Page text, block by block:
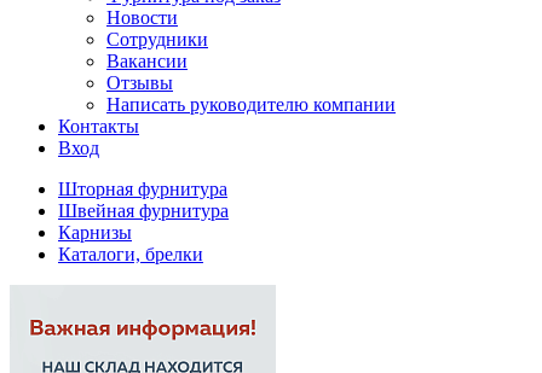
Новости
Сотрудники
Вакансии
Отзывы
Написать руководителю компании
Контакты
Вход
Шторная фурнитура
Швейная фурнитура
Карнизы
Каталоги, брелки